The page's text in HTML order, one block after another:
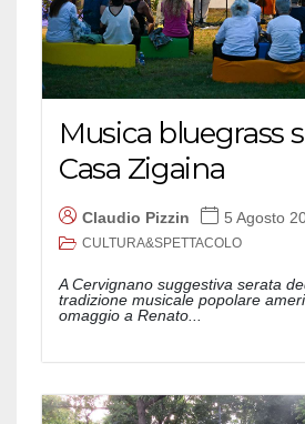
Musica bluegrass
Casa Zigaina
Claudio Pizzin 5 Agosto
CULTURA&SPETTACOLO
A Cervignano suggestiva serata
tradizione musicale popolare
omaggio a Renato...